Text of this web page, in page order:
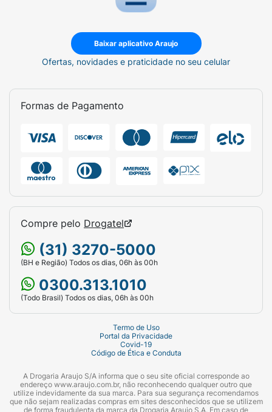
Baixar aplicativo Araujo
Ofertas, novidades e praticidade no seu celular
Formas de Pagamento
Compre pelo Drogatel
(31) 3270-5000
(BH e Região) Todos os dias, 06h às 00h
0300.313.1010
(Todo Brasil) Todos os dias, 06h às 00h
Termo de Uso
Portal da Privacidade
Covid-19
Código de Ética e Conduta
A Drogaria Araujo S/A informa que o seu site oficial corresponde ao
endereço www.araujo.com.br, não reconhecendo qualquer outro que
utilize indevidamente da sua marca. Para sua segurança recomendamos
que não sejam realizadas compras em sites desconhecidos que se utilizem
de forma fraudulenta da marca da Drogaria Araujo S.A. Em caso de